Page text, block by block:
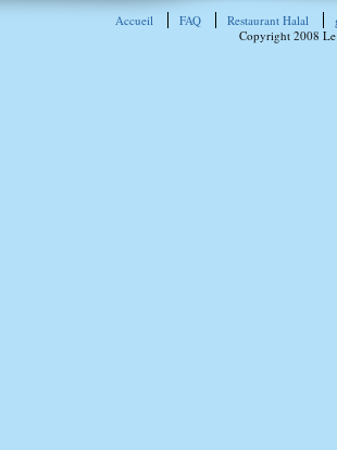
Accueil FAQ Restaurant Halal
Copyright 2008